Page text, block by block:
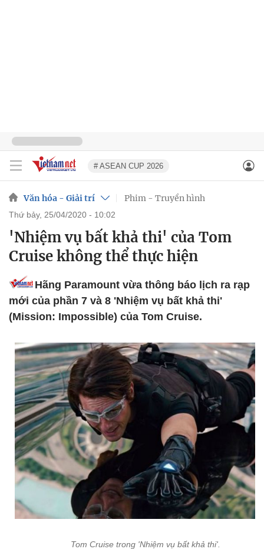
# ASEAN CUP 2026
Văn hóa - Giải trí Phim - Truyền hình
thứ bảy, 25/04/2020 - 10:02
'Nhiệm vụ bất khả thi' của Tom
Cruise không thể thực hiện
Hãng Paramount vừa thông báo lịch ra rạp
mới của phần 7 và 8 'Nhiệm vụ bất khả thi'
(Mission: Impossible) của Tom Cruise.
Tom Cruise trong 'Nhiệm vụ bất khả thi'.